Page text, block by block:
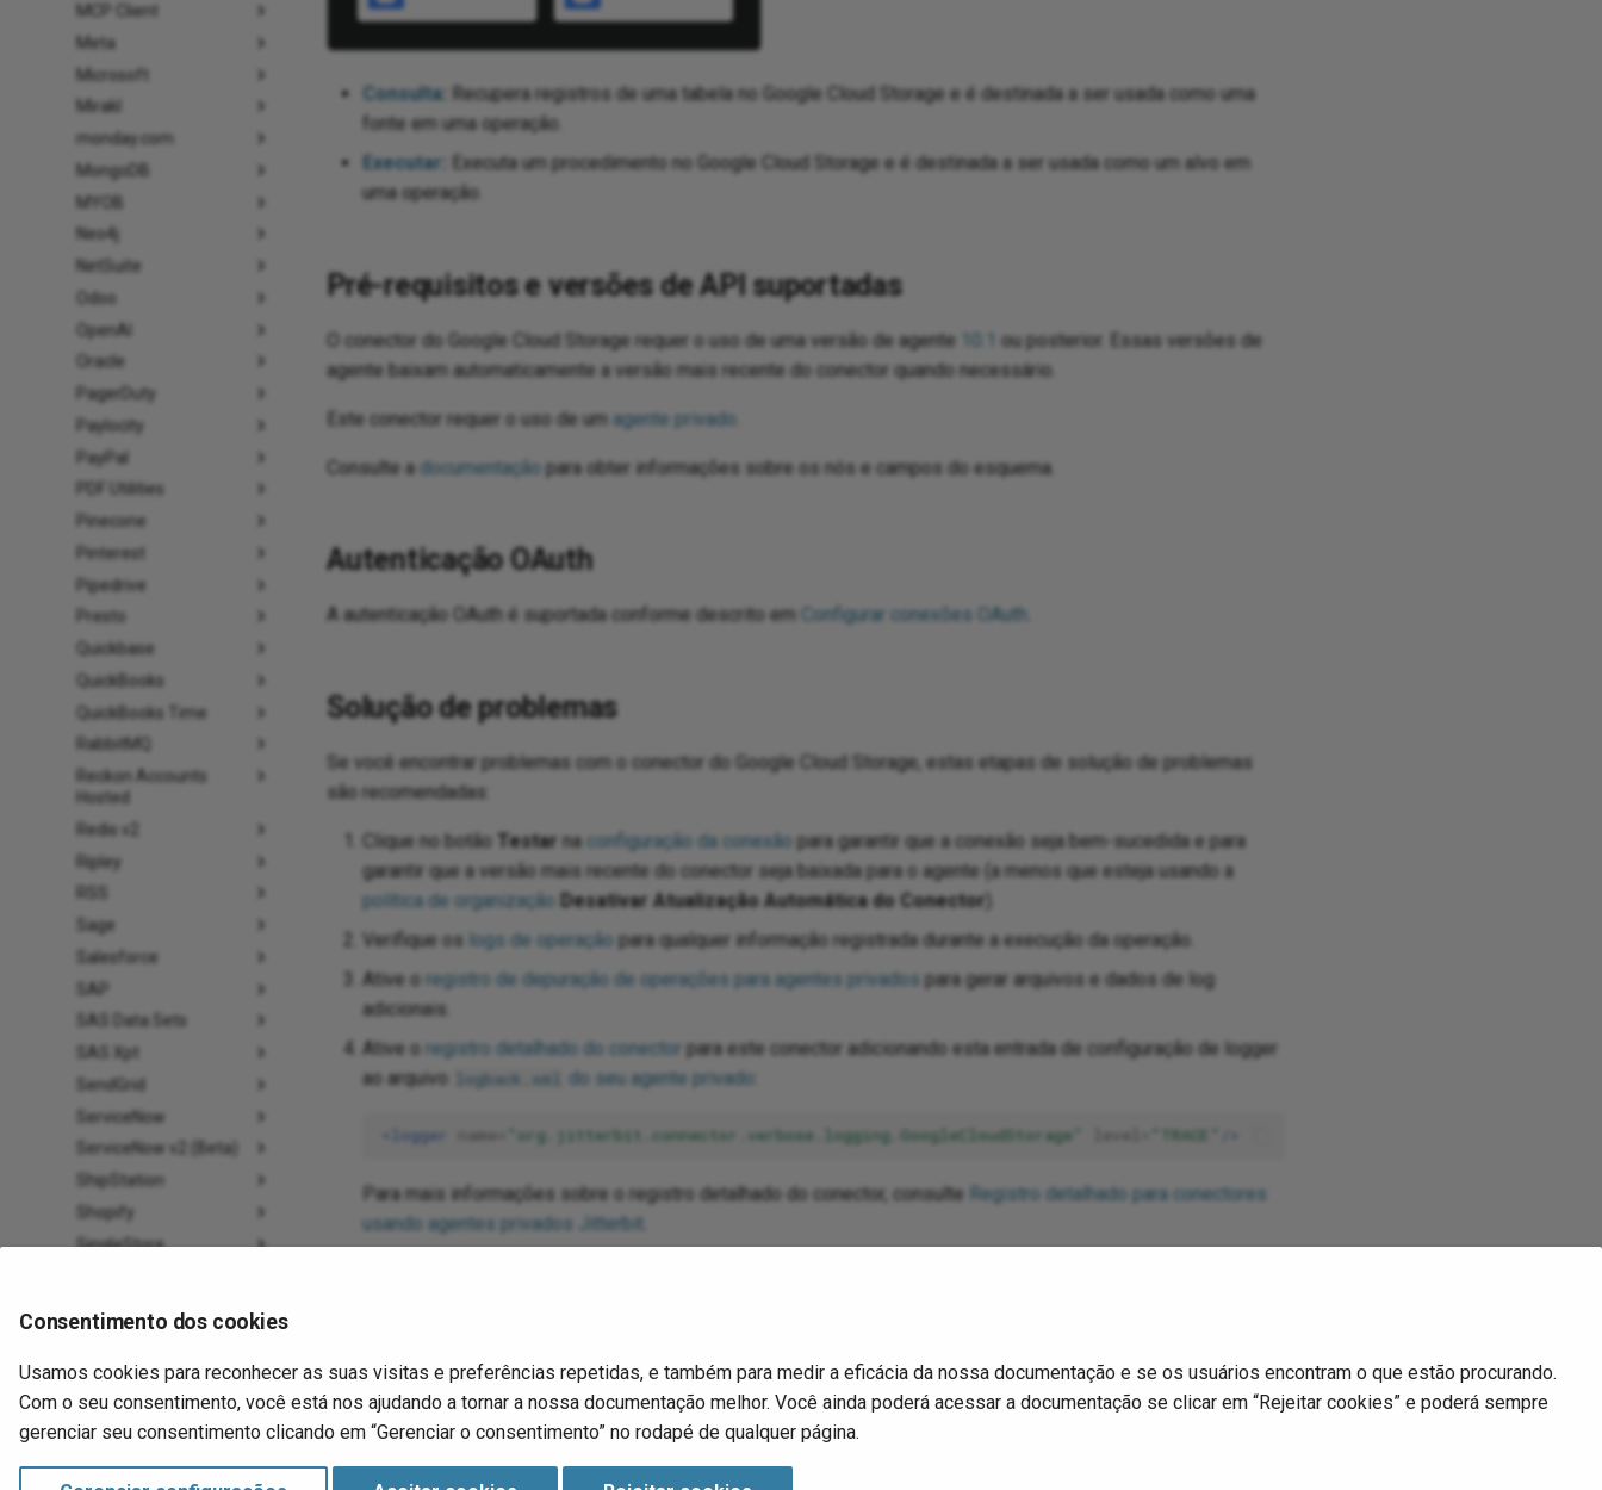
MCP Client
Meta
Microsoft
Mirakl
monday.com
MongoDB
MYOB
Neo4j
NetSuite
Odoo
OpenAI
Oracle
PagerDuty
Paylocity
PayPal
PDF Utilities
Pinecone
Pinterest
Pipedrive
Presto
Quickbase
QuickBooks
QuickBooks Time
RabbitMQ
Reckon Accounts
Hosted
Redis v2
Ripley
Sage
Salesforce
SAP
SAS Data Sets
SAS Xpt
SendGrid
ServiceNow
ServiceNow v2 (Beta)
ShipStation
Shopify
SingleStore
Snapchat Ads
Snowflake
Square
Stripe
Consulta: Recupera registros de uma tabela no Google Cloud Storage e é destinada a ser usada como uma
fonte em uma operação.
Executar
Executa um procedimento no Google Cloud Storage e é destinada a ser usada como um alvo em
uma operação.
Pré-requisitos e versões de API suportadas
O conector do Google Cloud Storage requer o uso de uma versão de agente
ou posterior. Essas versões de
agente baixam automaticamente a versão mais recente do conector quando necessário.
Este conector requer o uso de um agente privado
Consulte a documentação para obter informações sobre os nós e campos do esquema.
Autenticação OAuth
A autenticação OAuth é suportada conforme descrito em Configurar conexões OAuth
Solução de problemas
Se você encontrar problemas com o conector do Google Cloud Storage, estas etapas de solução de problemas
são recomendadas:
Clique no botão Testar na configuração da conexão para garantir que a conexão seja bem-sucedida e para
garantir que a versão mais recente do conector seja baixada para o agente (a menos que esteja usando a
política de organização
Desativar Atualização Automática do Conector
Verifique os logs de operação para qualquer informação registrada durante a execução da operação.
Ative o registro de depuração de operações para agentes privados para gerar arquivos e dados de log
adicionais.
Ative o registro detalhado do conector para este conector adicionando esta entrada de configuração de logger
ao arquivo
logback.xml do seu agente privado
<logger name= "org.jitterbit.connector.verbose.logging.GoogleCloudStorage" "TRACE"
Para mais informações sobre o registro detalhado do conector, consulte
Registro detalhado para conectores
usando agentes privados Jitterbit
Consentimento dos cookies
Usamos cookies para reconhecer as suas visitas e preferências repetidas, e também para medir a eficácia da nossa documentação e se os usuários encontram o que estão procurando.
Com o seu consentimento, você está nos ajudando a tornar a nossa documentação melhor. Você ainda poderá acessar a documentação se clicar em “Rejeitar cookies” e poderá sempre
gerenciar seu consentimento clicando em “Gerenciar o consentimento” no rodapé de qualquer página.